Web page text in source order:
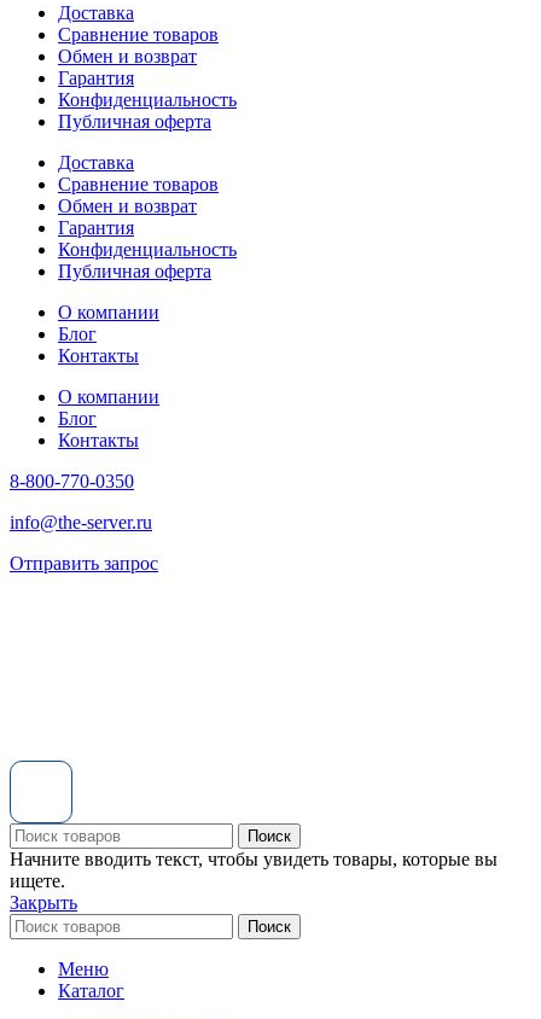
Доставка
Сравнение товаров
Обмен и возврат
Гарантия
Конфиденциальность
Публичная оферта
Доставка
Сравнение товаров
Обмен и возврат
Гарантия
Конфиденциальность
Публичная оферта
О компании
Блог
Контакты
О компании
Блог
Контакты
8-800-770-0350
info@the-server.ru
Отправить запрос
Поиск
Начните вводить текст, чтобы увидеть товары, которые вы
ищете.
Закрыть
Поиск
Меню
Каталог